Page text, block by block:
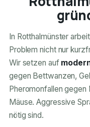
In Rotthalmünster
Problem nicht nur
Wir setzen auf
gegen Bettwanzen,
Pheromonfallen
Mäuse. Aggressive
nötig sind.